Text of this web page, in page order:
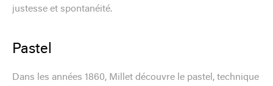
justesse et spontanéité.
Pastel
Dans les années 1860, Millet découvre le pastel, technique